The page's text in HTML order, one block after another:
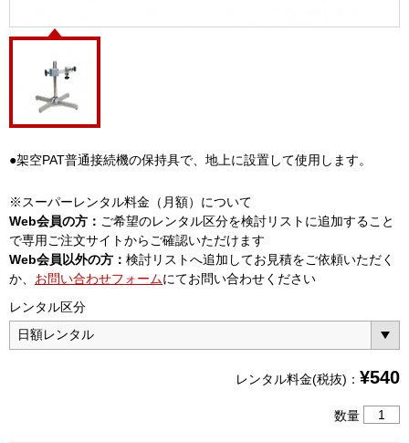
●架空PAT普通接続機の保持具で、地上に設置して使用します。
※スーパーレンタル料金（月額）について
Web会員の方： ご希望のレンタル区分を検討リストに追加すること
で専用ご注文サイトからご確認いただけます
Web会員以外の方： 検討リストへ追加してお見積をご依頼いただく
か、 お問い合わせフォームにてお問い合わせください
レンタル区分
レンタル料金(税抜)： ¥540
数量